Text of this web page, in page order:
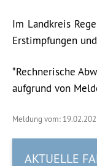
Im Landkreis
Erstimpfungen
*Rechnerische
aufgrund von
Meldung vom:
AKTUELLE